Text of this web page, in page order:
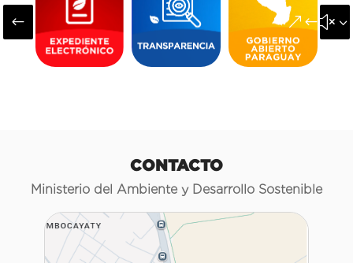
#
CONTACTO
Ministerio del Ambiente y Desarrollo Sostenible